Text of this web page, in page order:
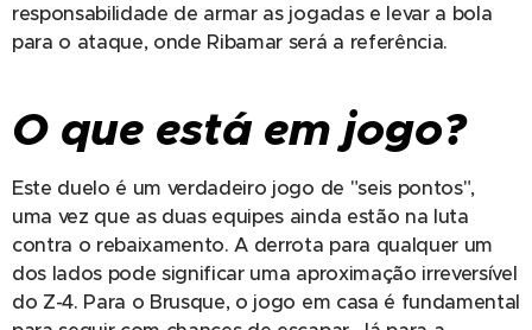
responsabilidade de armar as jogadas e levar a bola
para o ataque, onde Ribamar será a referência.
O que está em jogo?
Este duelo é um verdadeiro jogo de "seis pontos",
uma vez que as duas equipes ainda estão na luta
contra o rebaixamento. A derrota para qualquer um
dos lados pode significar uma aproximação irreversível
do Z-4. Para o Brusque, o jogo em casa é fundamental
07/05/2025